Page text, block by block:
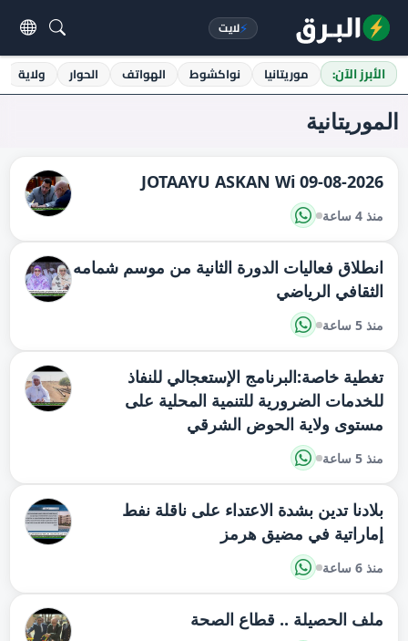
⚡لايت
الأبرز الآن: موريتانيا نواكشوط الهواتف الحوار ولاية
الموريتانية
JOTAAYU ASKAN Wi 09-08-2026
منذ 4 ساعة
انطلاق فعاليات الدورة الثانية من موسم شمامه
الثقافي الرياضي
منذ 5 ساعة
تغطية خاصة:البرنامج الإستعجالي للنفاذ
للخدمات الضرورية للتنمية المحلية على
مستوى ولاية الحوض الشرقي
منذ 5 ساعة
بلادنا تدين بشدة الاعتداء على ناقلة نفط
إماراتية في مضيق هرمز
منذ 6 ساعة
ملف الحصيلة .. قطاع الصحة